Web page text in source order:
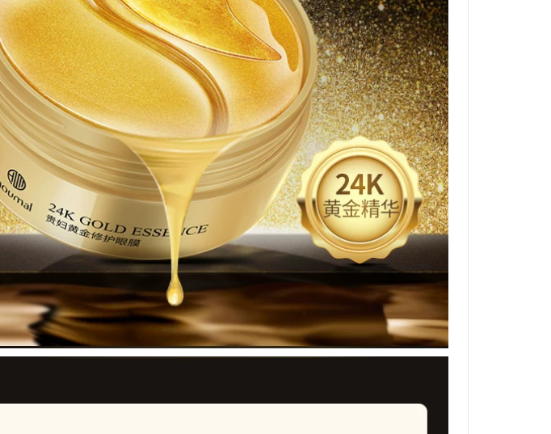
Kem trị mụn mụn
trứng cá mụn trứng
cá kem trị mụn
trứng cá mụn trứng
cá sản phẩm mụn
trứng cá chính hãng
Acne Artifact
411,000
Aloe vera gel chính
hãng mụn trứng cá
đánh dấu ngậm
nước sau khi sửa
chữa mặt trời mặt nạ
gel mặt nạ nam
346,000
Tán tay Kem chính
hãng Whitening
Fast Freckle Case
Hộp Dress Freckle
Chloroal Color
Spots Old Spots
892,000
Sáu chiến thắng
Peptide Kem chống
nhăn ánh sáng nếp
hãng Trang web